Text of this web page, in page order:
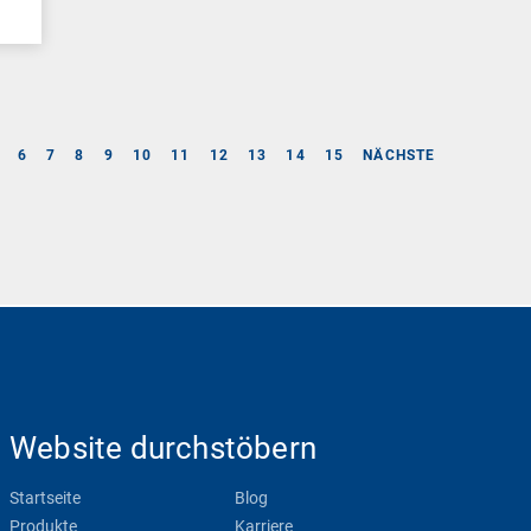
6 7 8 9 10 11 12 13 14 15 NÄCHSTE
Website durchstöbern
Startseite
Produkte
Blog
Karriere